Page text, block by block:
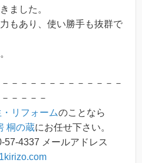
ました。
もあり、使い勝手も抜群で
－－－－－－－－－－－－
－－－－
リフォームのことなら
桐の蔵にお任せ下さい。
57-4337 メールアドレス